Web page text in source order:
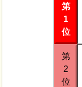
第
1
位
第
2
位